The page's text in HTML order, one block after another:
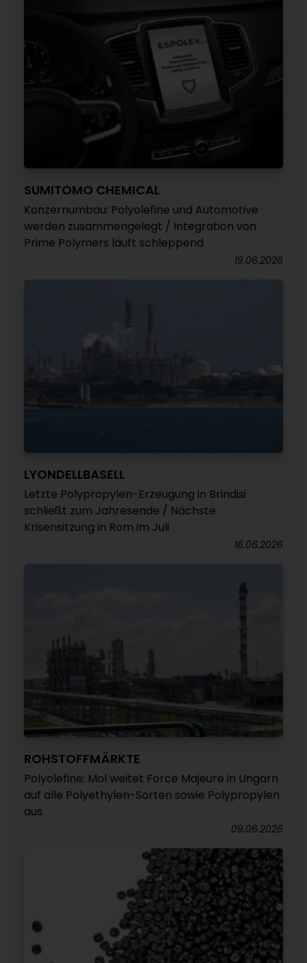
SUMITOMO CHEMICAL
Konzernumbau: Polyolefine und Automotive
werden zusammengelegt / Integration von
Prime Polymers läuft schleppend
19.06.2026
LYONDELLBASELL
Letzte Polypropylen-Erzeugung in Brindisi
schließt zum Jahresende / Nächste
Krisensitzung in Rom im Juli
16.06.2026
ROHSTOFFMÄRKTE
Polyolefine: Mol weitet Force Majeure in Ungarn
auf alle Polyethylen-Sorten sowie Polypropylen
aus
09.06.2026